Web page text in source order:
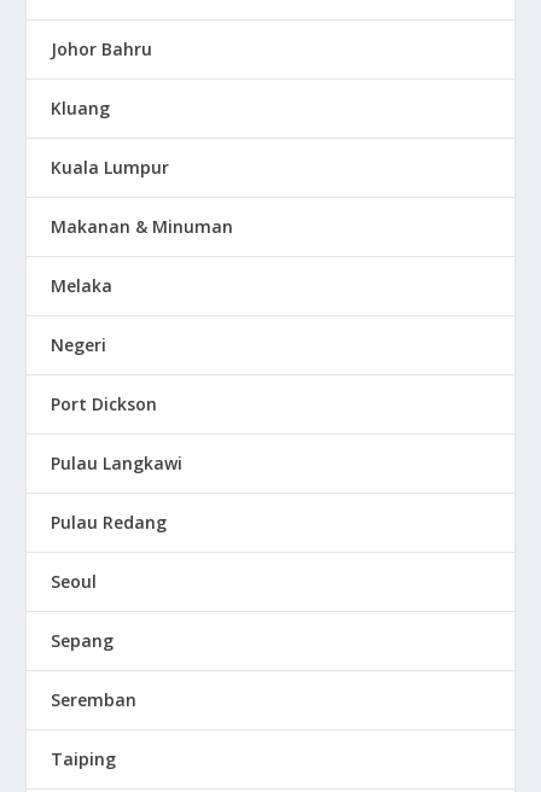
Johor Bahru
Kluang
Kuala Lumpur
Makanan & Minuman
Melaka
Negeri
Port Dickson
Pulau Langkawi
Pulau Redang
Seoul
Sepang
Seremban
Taiping